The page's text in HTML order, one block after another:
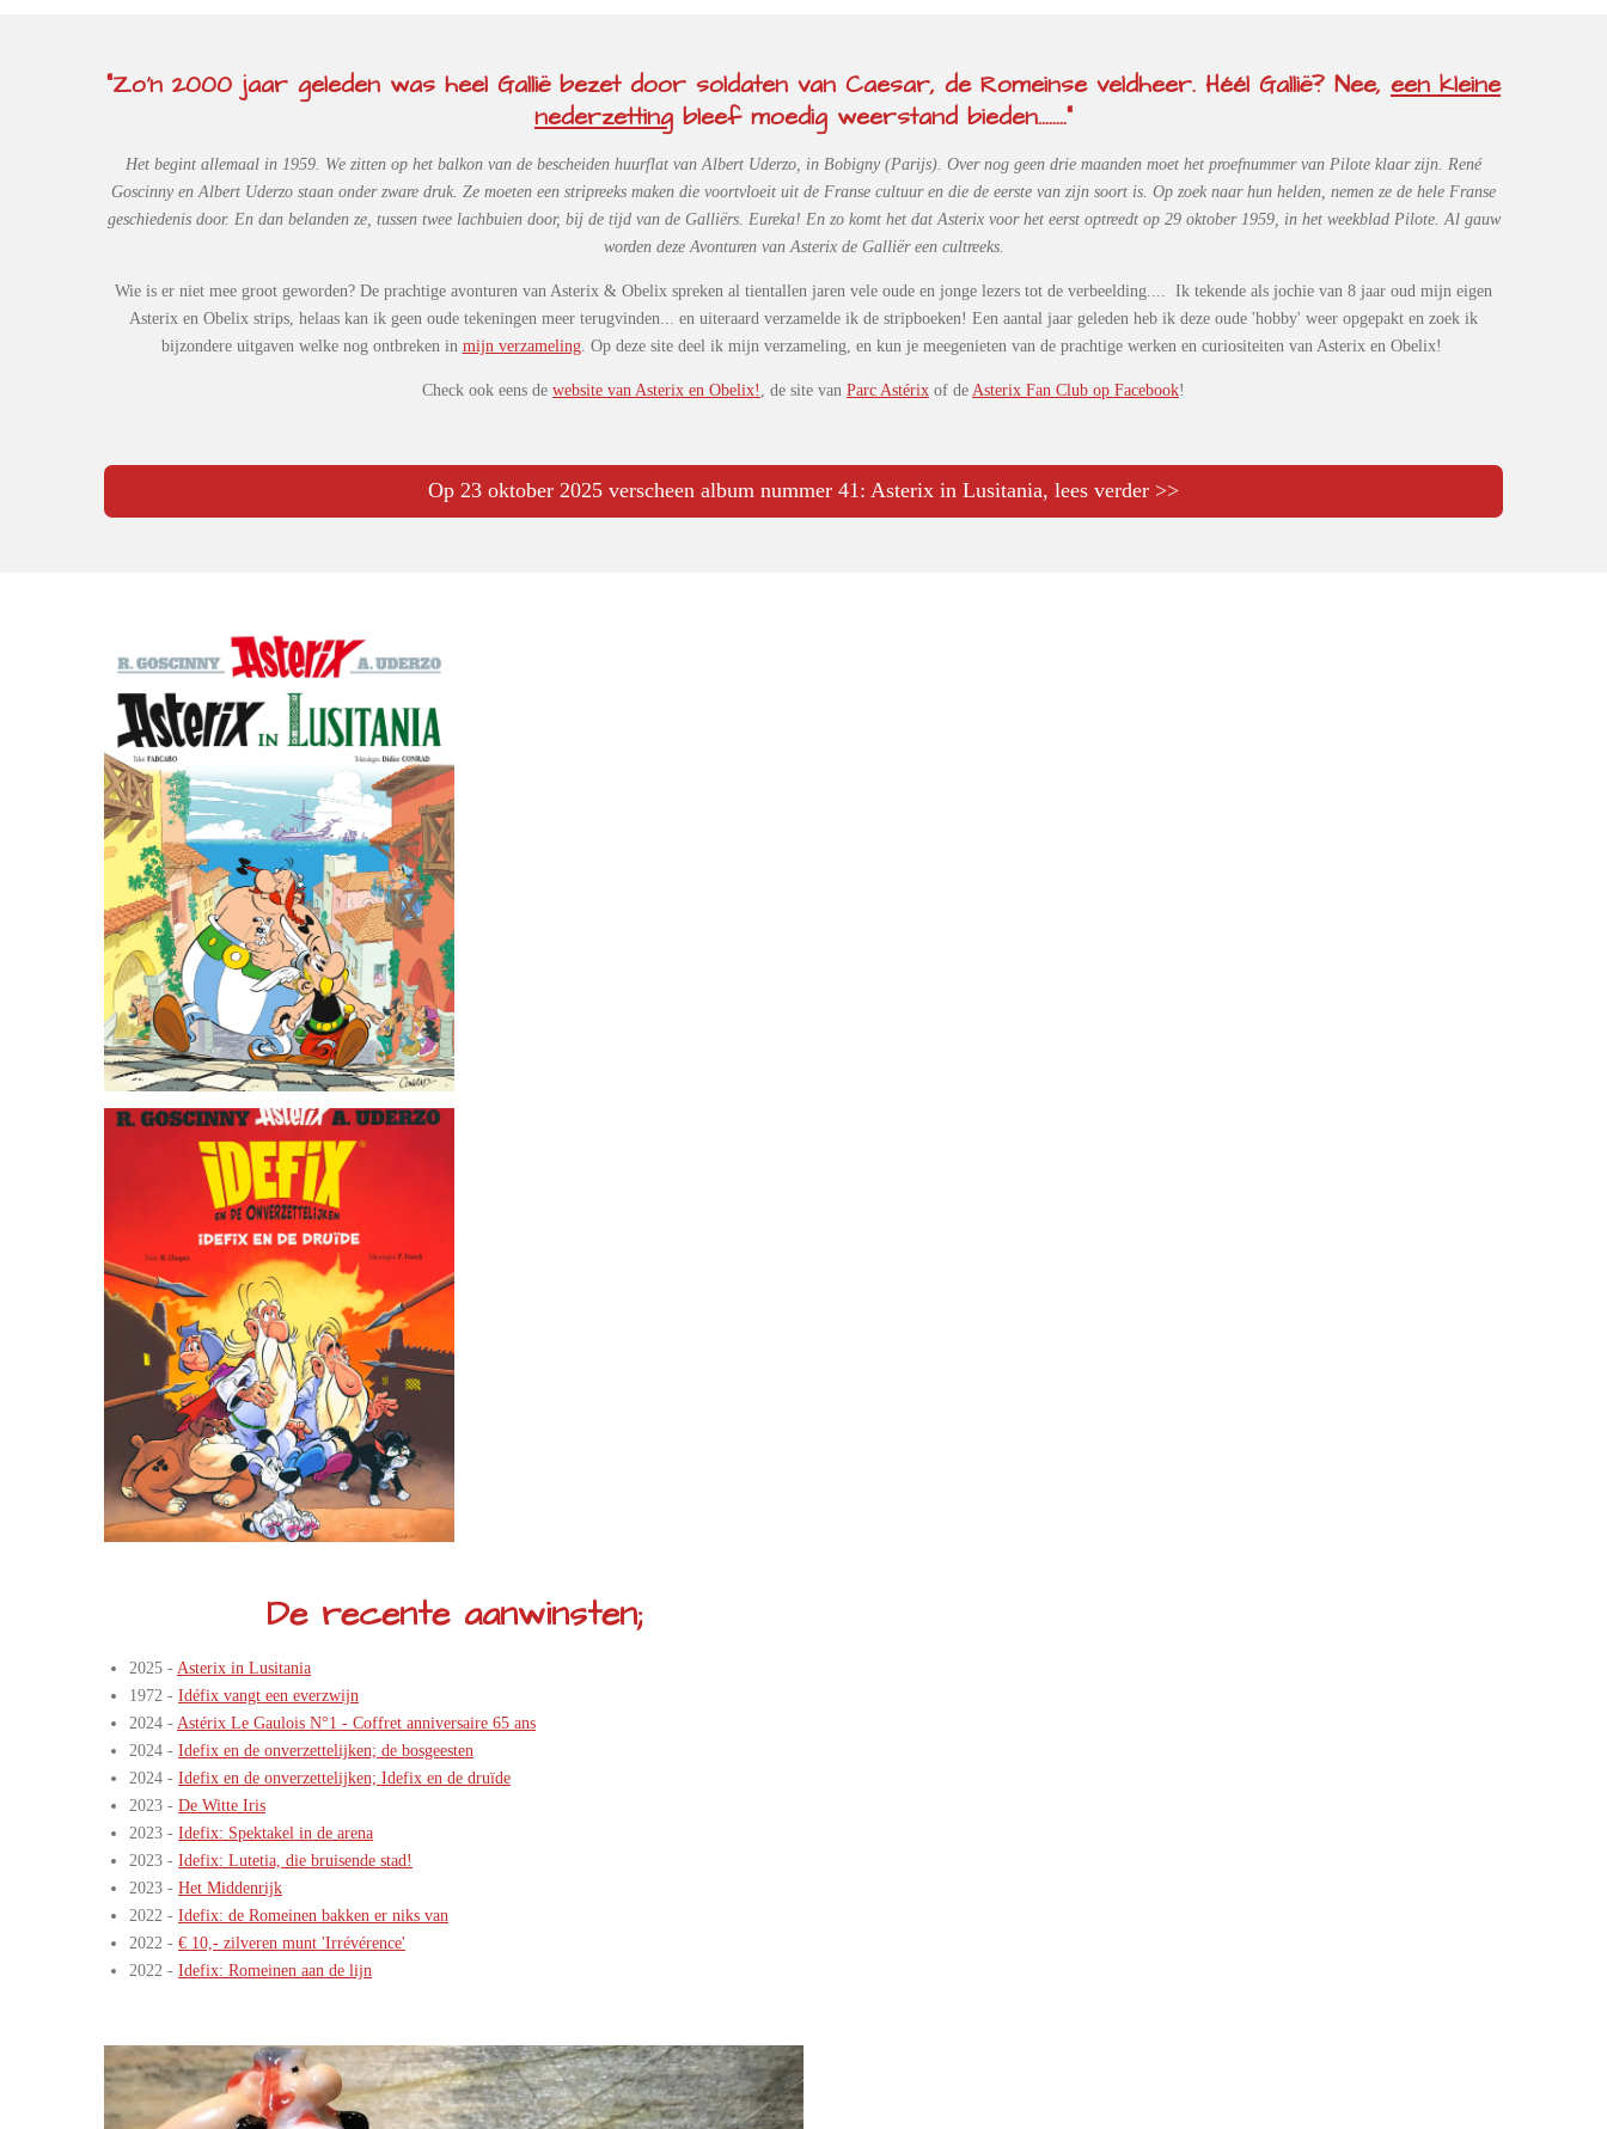
"Zo'n 2000 jaar geleden was heel Gallië bezet door soldaten van Caesar, de Romeinse veldheer. Héél Gallië? Nee, een kleine
nederzetting bleef moedig weerstand bieden........"
Het begint allemaal in 1959. We zitten op het balkon van de bescheiden huurflat van Albert Uderzo, in Bobigny (Parijs). Over nog geen drie maanden moet het proefnummer van Pilote klaar zijn. René
Goscinny en Albert Uderzo staan onder zware druk. Ze moeten een stripreeks maken die voortvloeit uit de Franse cultuur en die de eerste van zijn soort is. Op zoek naar hun helden, nemen ze de hele Franse
geschiedenis door. En dan belanden ze, tussen twee lachbuien door, bij de tijd van de Galliërs. Eureka! En zo komt het dat Asterix voor het eerst optreedt op 29 oktober 1959, in het weekblad Pilote. Al gauw
worden deze Avonturen van Asterix de Galliër een cultreeks.
Wie is er niet mee groot geworden? De prachtige avonturen van Asterix & Obelix spreken al tientallen jaren vele oude en jonge lezers tot de verbeelding.... Ik tekende als jochie van 8 jaar oud mijn eigen
Asterix en Obelix strips, helaas kan ik geen oude tekeningen meer terugvinden... en uiteraard verzamelde ik de stripboeken! Een aantal jaar geleden heb ik deze oude 'hobby' weer opgepakt en zoek ik
bijzondere uitgaven welke nog ontbreken in mijn verzameling. Op deze site deel ik mijn verzameling, en kun je meegenieten van de prachtige werken en curiositeiten van Asterix en Obelix!
Check ook eens de website van Asterix en Obelix! , de site van Parc Astérix of de Asterix Fan Club op Facebook!
Op 23 oktober 2025 verscheen album nummer 41: Asterix in Lusitania, lees verder >>
De recente aanwinsten;
2025 - Asterix in Lusitania
1972 - Idéfix vangt een everzwijn
2024 - Astérix Le Gaulois N°1 - Coffret anniversaire 65 ans
2024 - Idefix en de onverzettelijken; de bosgeesten
2024 - Idefix en de onverzettelijken; Idefix en de druïde
2023 - De Witte Iris
2023 - Idefix: Spektakel in de arena
2023 - Idefix: Lutetia, die bruisende stad!
2023 - Het Middenrijk
2022 - Idefix: de Romeinen bakken er niks van
2022 - € 10,- zilveren munt 'Irrévérence'
2022 - Idefix: Romeinen aan de lijn